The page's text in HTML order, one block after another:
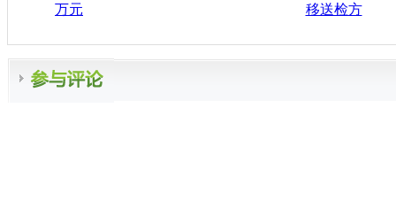
万元
移送检方